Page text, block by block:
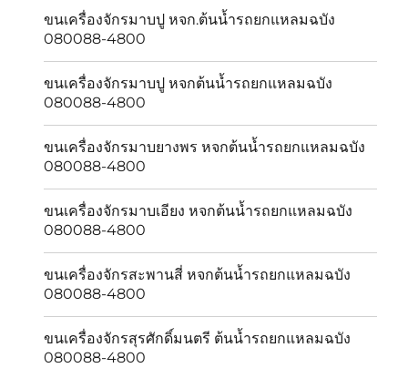
ขนเครื่องจักรมาบปู หจก.ต้นน้ำรถยกแหลมฉบัง
080088-4800
ขนเครื่องจักรมาบปู หจกต้นน้ำรถยกแหลมฉบัง
080088-4800
ขนเครื่องจักรมาบยางพร หจกต้นน้ำรถยกแหลมฉบัง
080088-4800
ขนเครื่องจักรมาบเอียง หจกต้นน้ำรถยกแหลมฉบัง
080088-4800
ขนเครื่องจักรสะพานสี่ หจกต้นน้ำรถยกแหลมฉบัง
080088-4800
ขนเครื่องจักรสุรศักดิ์มนตรี ต้นน้ำรถยกแหลมฉบัง
080088-4800